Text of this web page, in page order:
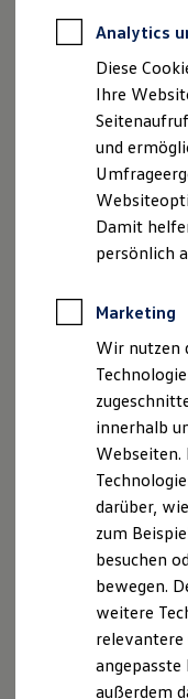
Anpfiff zum
Elektromobilität
Elektroautos
ID.
ID.
Reichweite
Laden
Laden
Batterie
Kosten und
E-
Software
Die
ID.
Umfangreiche
Oberfläche
Vordersitze
Klimaanlage
Kombifilter und
Fahrassistent
"Lane Assist"
Analytics
Diese
Ihre
und
Damit
persönlich
Marketing
Wir nutzen
innerhalb
Webseiten.
darüber,
zum
besuchen
bewegen.
weitere
relevantere
außerdem